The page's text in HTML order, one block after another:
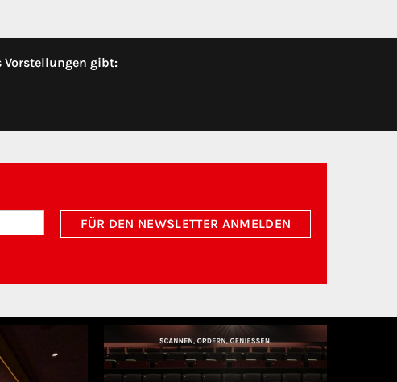
Vorstellungen gibt:
FÜR DEN NEWSLETTER ANMELDEN